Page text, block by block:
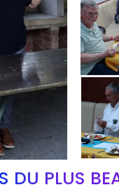
DU PLUS